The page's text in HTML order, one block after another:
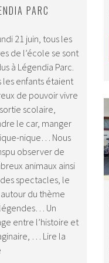
PARC
21 juin, tous les
de l’école se sont
à Légendia Parc.
les enfants étaient
de pouvoir vivre
scolaire,
le car, manger
nique… Nous
observer de
animaux ainsi
spectacles, le
du thème
Un
entre l’histoire et
… Lire la